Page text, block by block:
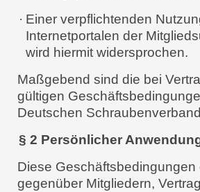
· Einer verpflichtenden
Internetportalen der
wird hiermit widersprochen.
Maßgebend sind die bei
gültigen
Deutschen
§ 2 Persönlicher
Diese Geschäftsbedingungen
gegenüber Mitgliedern,